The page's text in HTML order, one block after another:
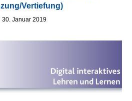
Vertiefung)
30. Januar 2019